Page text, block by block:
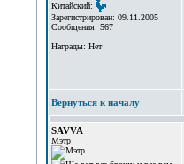
Китайский:
Зарегистрирован: 09.11.2005
Сообщения: 567
Награды: Нет
Вернуться к началу
SAVVA
Мэтр